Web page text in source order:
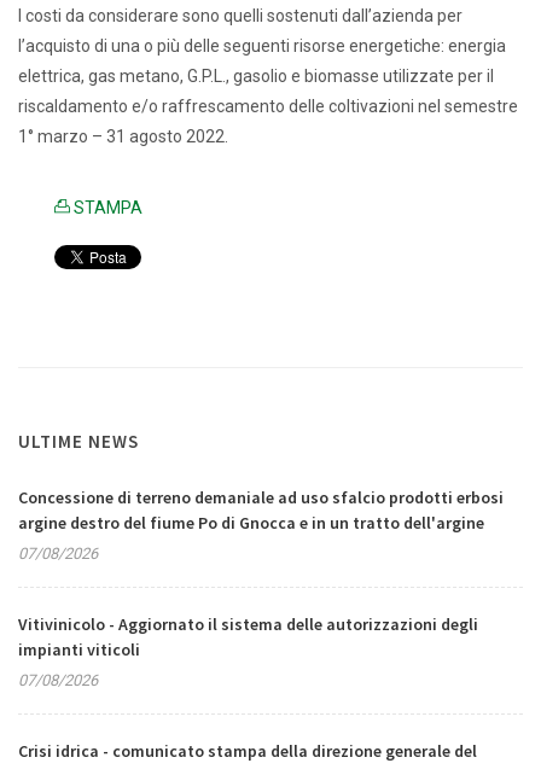
I costi da considerare sono quelli sostenuti dall’azienda per
l’acquisto di una o più delle seguenti risorse energetiche: energia
elettrica, gas metano, G.P.L., gasolio e biomasse utilizzate per il
riscaldamento e/o raffrescamento delle coltivazioni nel semestre
1° marzo – 31 agosto 2022.
STAMPA
ULTIME NEWS
Concessione di terreno demaniale ad uso sfalcio prodotti erbosi
argine destro del fiume Po di Gnocca e in un tratto dell'argine
07/08/2026
Vitivinicolo - Aggiornato il sistema delle autorizzazioni degli
impianti viticoli
07/08/2026
Crisi idrica - comunicato stampa della direzione generale del